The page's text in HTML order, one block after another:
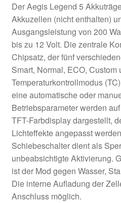
Der Aegis Legend 5
Akkuzellen (nicht enthalten)
Ausgangsleistung von 200
bis zu 12 Volt. Die zentrale
Chipsatz, der fünf
Smart, Normal, ECO, Custom
Temperaturkontrollmodus
eine automatische oder
Betriebsparameter werden
TFT-Farbdisplay dargestellt,
Lichteffekte angepasst
Schiebeschalter dient als
unbeabsichtigte Aktivierung.
ist der Mod gegen Wasser,
Die interne Aufladung der
Anschluss möglich.